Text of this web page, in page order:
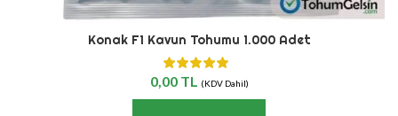
Konak F1 Kavun Tohumu 1.000 Adet
0,00TL (KDV Dahil)